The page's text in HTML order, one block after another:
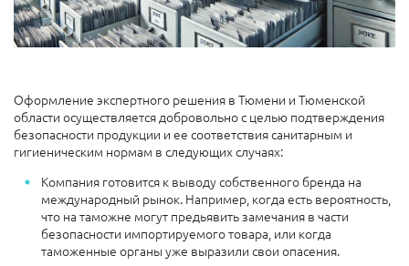
Оформление экспертного решения в Тюмени и Тюменской
области осуществляется добровольно с целью подтверждения
безопасности продукции и ее соответствия санитарным и
гигиеническим нормам в следующих случаях:
Компания готовится к выводу собственного бренда на
международный рынок. Например, когда есть вероятность,
что на таможне могут предьявить замечания в части
безопасности импортируемого товара, или когда
таможенные органы уже выразили свои опасения.